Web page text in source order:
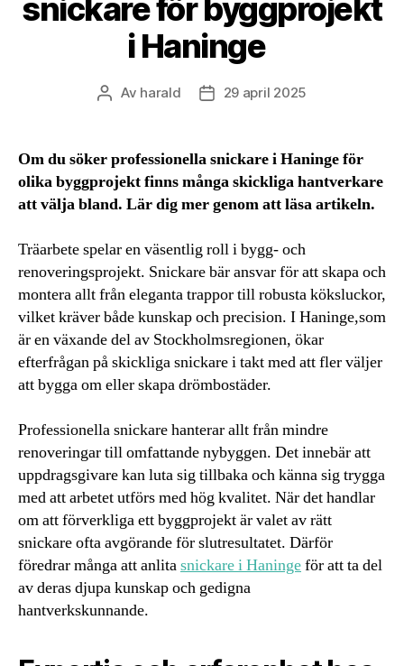
snickare för byggprojekt
i Haninge
Inläggsförfattare
Av harald Inläggsdatum
29 april 2025
Om du söker professionella snickare i Haninge för
olika byggprojekt finns många skickliga hantverkare
att välja bland. Lär dig mer genom att läsa artikeln.
Träarbete spelar en väsentlig roll i bygg- och
renoveringsprojekt. Snickare bär ansvar för att skapa och
montera allt från eleganta trappor till robusta köksluckor,
vilket kräver både kunskap och precision. I Haninge,som
är en växande del av Stockholmsregionen, ökar
efterfrågan på skickliga snickare i takt med att fler väljer
att bygga om eller skapa drömbostäder.
Professionella snickare hanterar allt från mindre
renoveringar till omfattande nybyggen. Det innebär att
uppdragsgivare kan luta sig tillbaka och känna sig trygga
med att arbetet utförs med hög kvalitet. När det handlar
om att förverkliga ett byggprojekt är valet av rätt
snickare ofta avgörande för slutresultatet. Därför
föredrar många att anlitasnickare i Haningeför att ta del
av deras djupa kunskap och gedigna
hantverkskunnande.